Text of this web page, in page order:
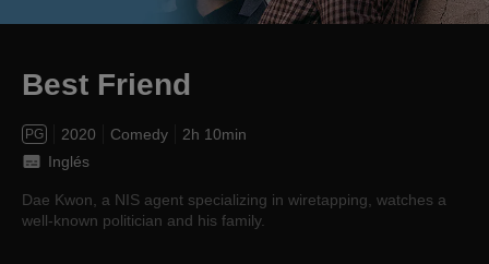
Best Friend
PG 2020 Comedy
2h 10min
Inglés
Dae Kwon, a NIS agent specializing in wiretapping, watches a
well-known politician and his family.